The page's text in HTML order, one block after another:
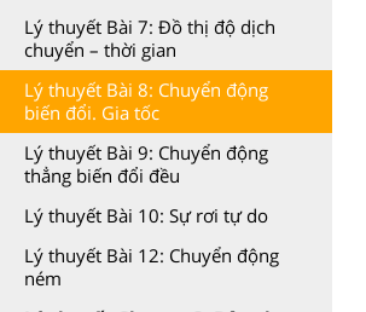
Lý thuyết Bài 7: Đồ thị độ dịch
chuyển – thời gian
Lý thuyết Bài 8: Chuyển động
biến đổi. Gia tốc
Lý thuyết Bài 9: Chuyển động
thẳng biến đổi đều
Lý thuyết Bài 10: Sự rơi tự do
Lý thuyết Bài 12: Chuyển động
ném